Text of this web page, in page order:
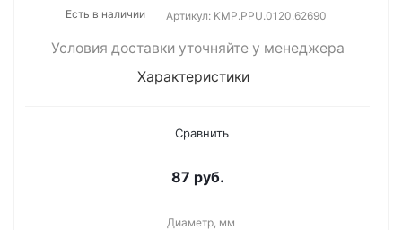
Есть в наличии Артикул: KMP.PPU.0120.62690
Условия доставки уточняйте у менеджера
Характеристики
Сравнить
87 руб.
Диаметр, мм